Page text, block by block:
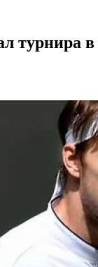
турнира